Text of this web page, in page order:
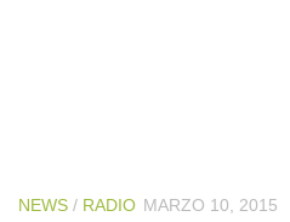
NEWS / RADIO MARZO 10, 2015